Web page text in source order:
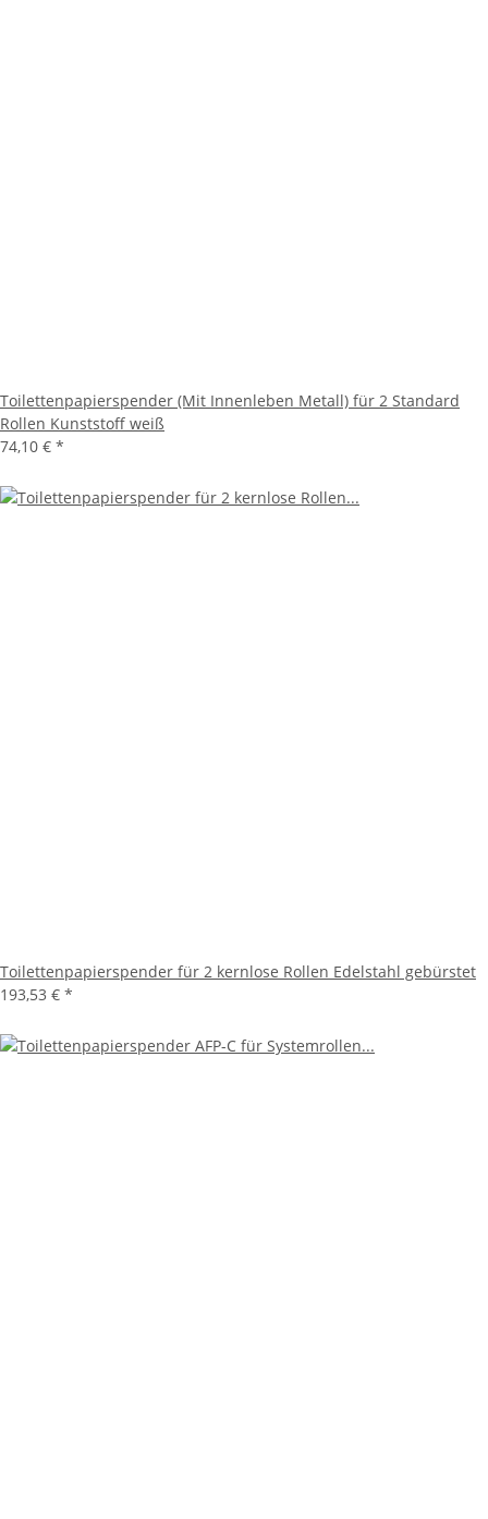
Toilettenpapierspender (Mit Innenleben Metall) für 2 Standard
Rollen Kunststoff weiß
74,10 € *
Toilettenpapierspender für 2 kernlose Rollen Edelstahl gebürstet
193,53 € *